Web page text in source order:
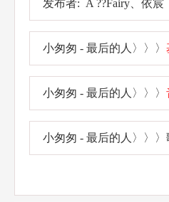
发布者: A ??Fairy、依宸
小匆匆 - 最后的人〉〉〉
小匆匆 - 最后的人〉〉〉
小匆匆 - 最后的人〉〉